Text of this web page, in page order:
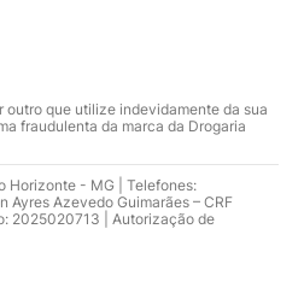
outro que utilize indevidamente da sua
fraudulenta da marca da Drogaria
Horizonte - MG | Telefones:
Azevedo Guimarães – CRF
2025020713 | Autorização de